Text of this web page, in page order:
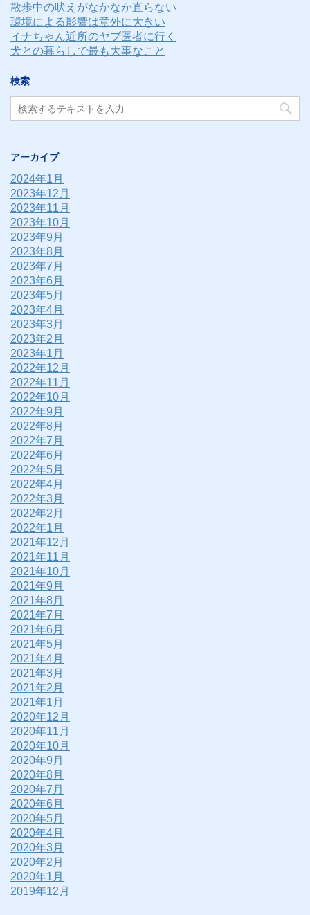
散歩中の吠えがなかなか直らない
環境による影響は意外に大きい
イナちゃん近所のヤブ医者に行く
犬との暮らしで最も大事なこと
検索
アーカイブ
2024年1月
2023年12月
2023年11月
2023年10月
2023年9月
2023年8月
2023年7月
2023年6月
2023年5月
2023年4月
2023年3月
2023年2月
2023年1月
2022年12月
2022年11月
2022年10月
2022年9月
2022年8月
2022年7月
2022年6月
2022年5月
2022年4月
2022年3月
2022年2月
2022年1月
2021年12月
2021年11月
2021年10月
2021年9月
2021年8月
2021年7月
2021年6月
2021年5月
2021年4月
2021年3月
2021年2月
2021年1月
2020年12月
2020年11月
2020年10月
2020年9月
2020年8月
2020年7月
2020年6月
2020年5月
2020年4月
2020年3月
2020年2月
2020年1月
2019年12月